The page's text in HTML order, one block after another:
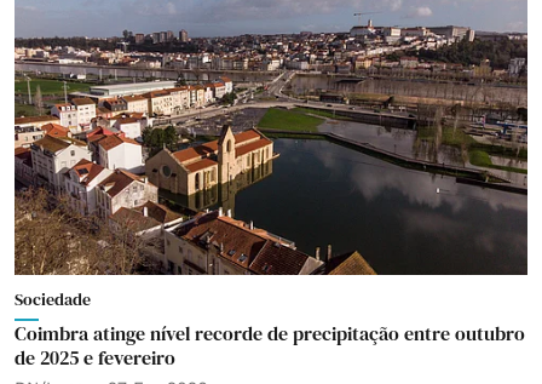
Sociedade
Coimbra atinge nível recorde de precipitação entre outubro
de 2025 e fevereiro